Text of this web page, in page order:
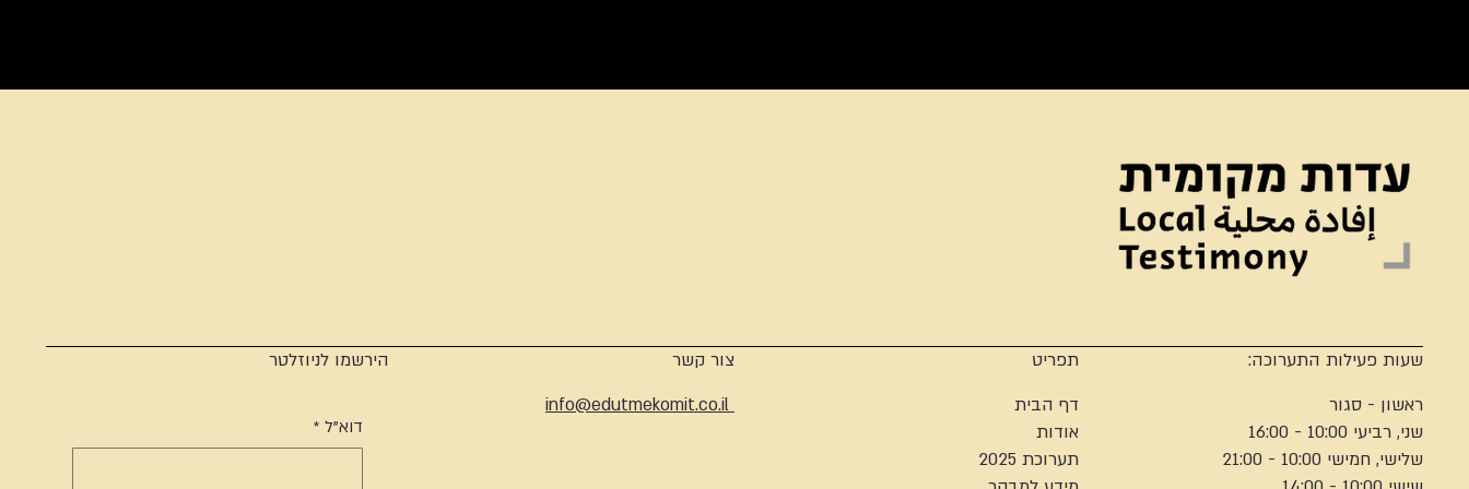
שעות פעילות התערוכה:
ראשון - סגור
שני, רביעי 10:00 - 16:00
שלישי, חמישי 10:00 - 21:00
תפריט
דף הבית
אודות
תערוכת 2025
צור קשר
info@edutmekomit.co.il
הירשמו לניוזלטר
דוא"ל *